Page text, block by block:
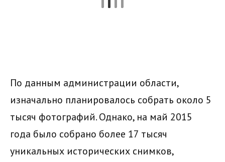
По данным администрации области,
изначально планировалось собрать около 5
тысяч фотографий. Однако, на май 2015
года было собрано более 17 тысяч
уникальных исторических снимков,